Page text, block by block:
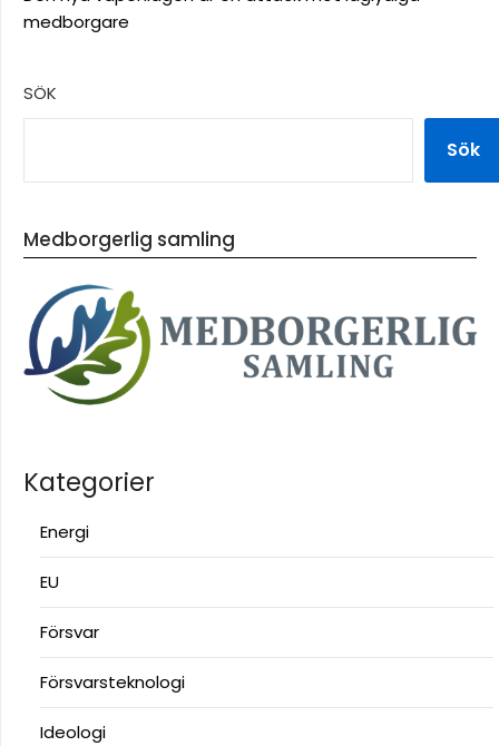
medborgare
SÖK
Sök
Medborgerlig samling
Kategorier
Energi
EU
Försvar
Försvarsteknologi
Ideologi